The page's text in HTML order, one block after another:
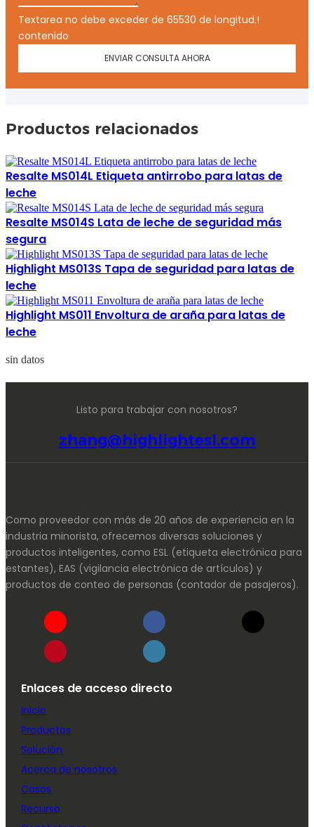
Textarea no debe exceder de 65530 de longitud.!
contenido
ENVIAR CONSULTA AHORA
Productos relacionados
Resalte MS014L Etiqueta antirrobo para latas de
leche
Resalte MS014S Lata de leche de seguridad más
segura
Highlight MS013S Tapa de seguridad para latas de
leche
Highlight MS011 Envoltura de araña para latas de
leche
sin datos
Listo para trabajar con nosotros?
zhang@highlightesl.com
Como proveedor con más de 20 años de experiencia en la
industria minorista, ofrecemos diversas soluciones y
productos inteligentes, como ESL (etiqueta electrónica para
estantes), EAS (vigilancia electrónica de artículos) y
productos de conteo de personas (contador de pasajeros).
Enlaces de acceso directo
Inicio
Productos
Solución
Acerca de nosotros
Casos
Recurso